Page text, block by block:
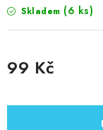
Skladem (6 ks)
99 Kč